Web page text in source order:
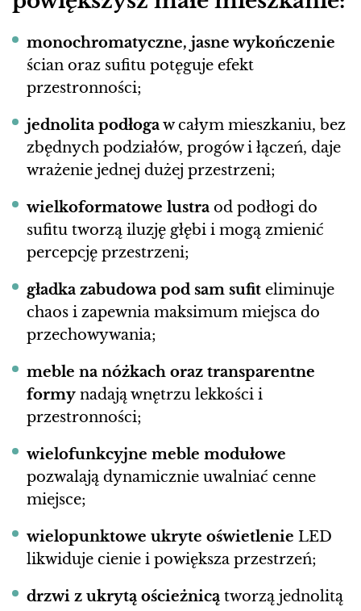
monochromatyczne, jasne wykończenie
ścian oraz sufitu potęguje efekt
przestronności;
jednolita podłogaw całym mieszkaniu, bez
zbędnych podziałów, progów i łączeń, daje
wrażenie jednej dużej przestrzeni;
wielkoformatowe lustra od podłogi do
sufitu tworzą iluzję głębi i mogą zmienić
percepcję przestrzeni;
gładka zabudowa pod sam sufit eliminuje
chaos i zapewnia maksimum miejsca do
przechowywania;
meble na nóżkach oraz transparentne
formy nadają wnętrzu lekkości i
przestronności;
wielofunkcyjne meble modułowe
pozwalają dynamicznie uwalniać cenne
miejsce;
wielopunktowe ukryte oświetlenie LED
likwiduje cienie i powiększa przestrzeń;
drzwi z ukrytą ościeżnicą tworzą jednolitą